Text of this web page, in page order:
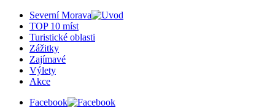
Severní Morava
TOP 10 míst
Turistické oblasti
Zážitky
Zajímavé
Výlety
Akce
Facebook